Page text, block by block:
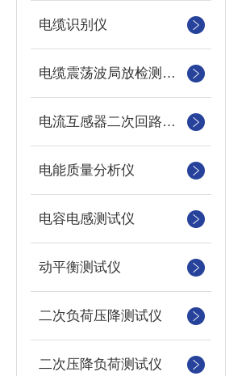
电缆识别仪
电缆震荡波局放检测装置
电流互感器二次回路测试仪
电能质量分析仪
电容电感测试仪
动平衡测试仪
二次负荷压降测试仪
二次压降负荷测试仪